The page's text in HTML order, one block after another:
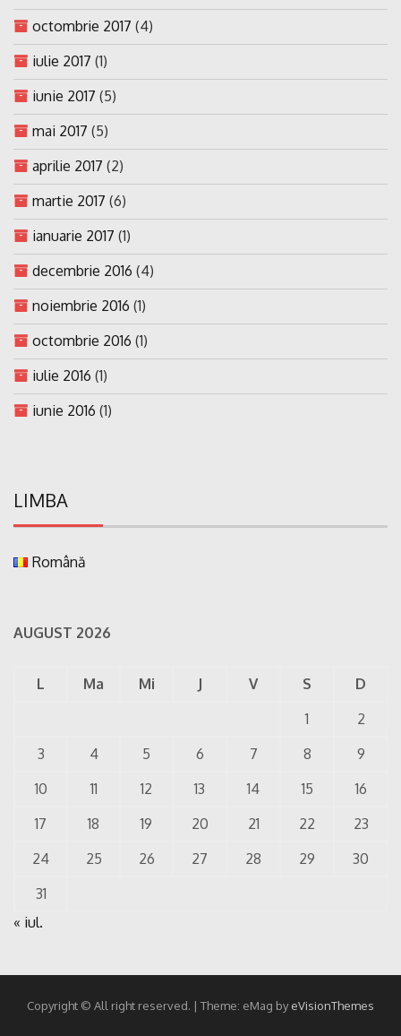
octombrie 2017 (4)
iulie 2017 (1)
iunie 2017 (5)
mai 2017 (5)
aprilie 2017 (2)
martie 2017 (6)
ianuarie 2017 (1)
decembrie 2016 (4)
noiembrie 2016 (1)
octombrie 2016 (1)
iulie 2016 (1)
iunie 2016 (1)
LIMBA
Română
AUGUST 2026
L Ma Mi J V S
D
1
2
3
4 5 6 7 8
9
10
11 12 13 14 15
16
17
18 19 20 21 22
23
24
25 26 27 28 29
30
31
« iul.
Copyright © All right reserved. | Theme: eMag byeVisionThemes